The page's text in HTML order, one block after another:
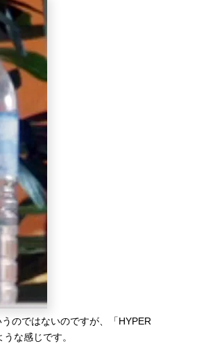
のではないのですが、「HYPER
な感じです。